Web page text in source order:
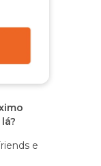
e